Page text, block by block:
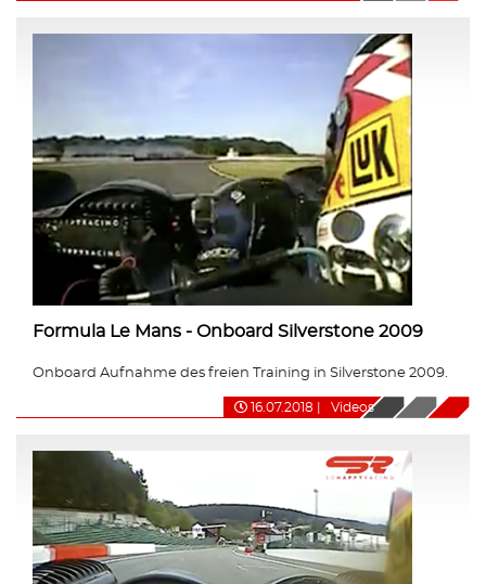
Formula Le Mans - Onboard Silverstone 2009
Onboard Aufnahme des freien Training in Silverstone 2009.
16.07.2018 Videos